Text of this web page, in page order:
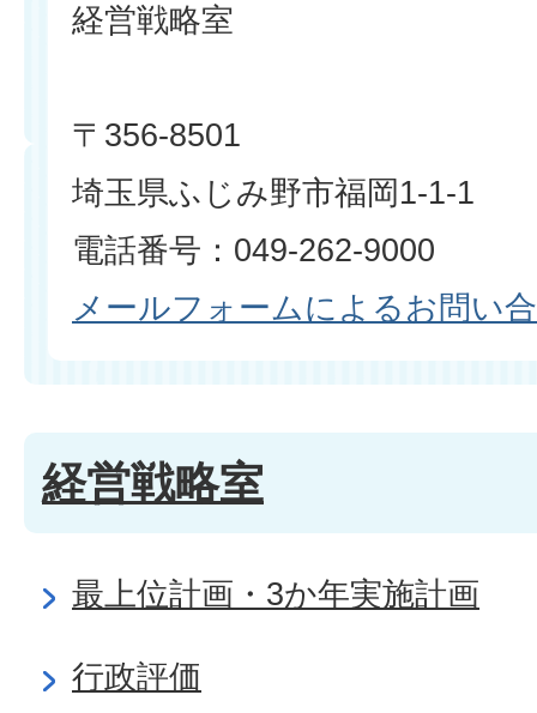
経営戦略室
〒356-8501
埼玉県ふじみ野市福岡1-1-1
電話番号：049-262-9000
メールフォームによるお問い
経営戦略室
最上位計画・3か年実施計画
行政評価